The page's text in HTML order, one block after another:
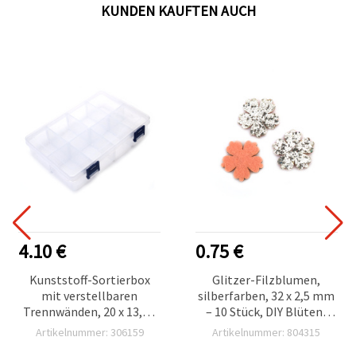
KUNDEN KAUFTEN AUCH
4.10 €
Kunststoff-Sortierbox
mit verstellbaren
Trennwänden, 20 x 13,5 x
4,6 cm, bis zu 8 Fächer, für
Artikelnummer: 306159
0.75 €
Glitzer-Filzblumen,
silberfarben, 32 x 2,5 mm
– 10 Stück, DIY Blüten-
Applikationen für
Artikelnummer: 804315